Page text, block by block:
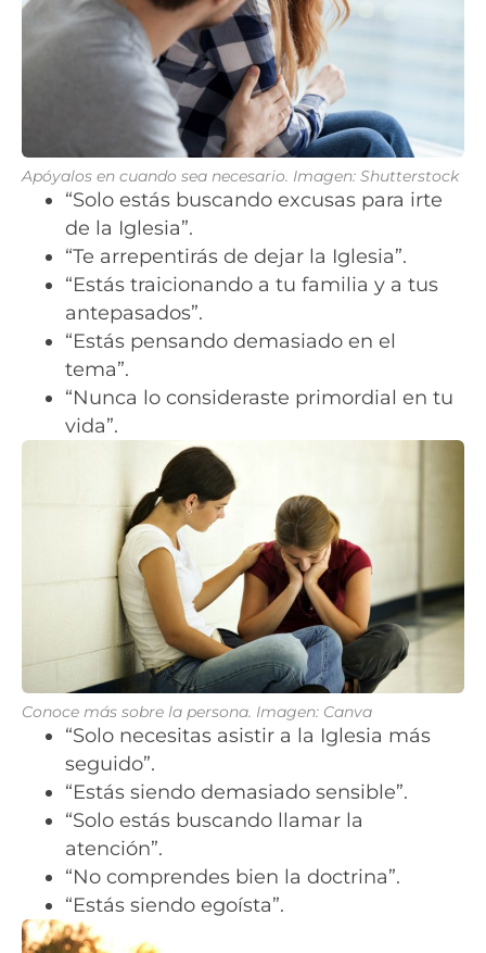
Apóyalos en cuando sea necesario. Imagen: Shutterstock
“Solo estás buscando excusas para irte
de la Iglesia”.
“Te arrepentirás de dejar la Iglesia”.
“Estás traicionando a tu familia y a tus
antepasados”.
“Estás pensando demasiado en el
tema”.
“Nunca lo consideraste primordial en tu
vida”.
Conoce más sobre la persona. Imagen: Canva
“Solo necesitas asistir a la Iglesia más
seguido”.
“Estás siendo demasiado sensible”.
“Solo estás buscando llamar la
atención”.
“No comprendes bien la doctrina”.
“Estás siendo egoísta”.